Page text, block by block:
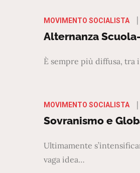
MOVIMENTO SOCIALISTA
Alternanza
È sempre più diffusa, tra
MOVIMENTO SOCIALISTA
Sovranismo e
Ultimamente
vaga idea…